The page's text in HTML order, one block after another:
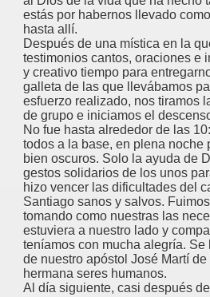
estás por habernos llevado
hasta allí.
Después de una mística en la
testimonios cantos, oraciones e
y creativo tiempo para
galleta de las que llevábamos
esfuerzo realizado, nos tiramos
de grupo e iniciamos el
No fue hasta alrededor de las
todos a la base, en plena noche
bien oscuros. Solo la ayuda de
gestos solidarios de los unos
hizo vencer las dificultades del
Santiago sanos y salvos.
tomando como nuestras las
estuviera a nuestro lado y
teníamos con mucha alegría.
de nuestro apóstol José Martí
hermana seres humanos.
Al día siguiente, casi después